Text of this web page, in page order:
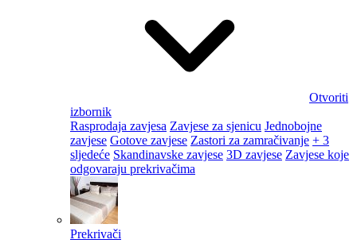
Otvoriti
izbornik
Rasprodaja zavjesa Zavjese za sjenicu Jednobojne
zavjese Gotove zavjese Zastori za zamračivanje + 3
sljedeće Skandinavske zavjese 3D zavjese Zavjese koje
odgovaraju prekrivačima
Prekrivači